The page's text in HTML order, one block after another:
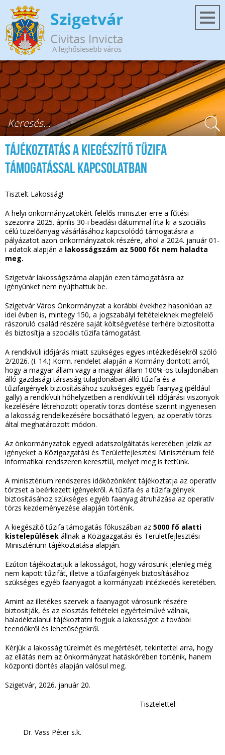
Ugrás a tartalomra
Keresés űrlap
Tájékoztatás a kiegészítő tűzifa
támogatással kapcsolatban
Tisztelt Lakosság!
A helyi önkormányzatokért felelős miniszter erre a fűtési
szezonra 2025. április 30-i beadási dátummal írta ki a szociális
célú tüzelőanyag vásárlásához kapcsolódó támogatásra a
pályázatot azon önkormányzatok részére, ahol a 2024. január 01-
i adatok alapján a lakosságszám az 5000 főt nem haladta
meg.
Szigetvár lakosságszáma alapján ezen támogatásra az
igényünket nem nyújthattuk be.
Szigetvár Város Önkormányzat a korábbi évekhez hasonlóan az
idei évben is, mintegy 150, a jogszabályi feltételeknek megfelelő
rászoruló család részére saját költségvetése terhére biztosította
és biztosítja a szociális tűzifa támogatást.
A rendkívüli időjárás miatt szükséges egyes intézkedésekről szóló
2/2026. (I. 14.) Korm. rendelet alapján a Kormány döntött arról,
hogy a magyar állam vagy a magyar állam 100%-os tulajdonában
álló gazdasági társaság tulajdonában álló tűzifa és a
tűzifaigények biztosításához szükséges egyéb faanyag (például
gally) a rendkívüli hóhelyzetben a rendkívüli téli időjárási viszonyok
kezelésére létrehozott operatív törzs döntése szerint ingyenesen
a lakosság rendelkezésére bocsátható legyen, az operatív törzs
által meghatározott módon.
Az önkormányzatok egyedi adatszolgáltatás keretében jelzik az
igényeket a Közigazgatási és Területfejlesztési Minisztérium felé
informatikai rendszeren keresztül, melyet meg is tettünk.
A minisztérium rendszeres időközönként tájékoztatja az operatív
törzset a beérkezett igényekről. A tűzifa és a tűzifaigények
biztosításához szükséges egyéb faanyag átruházása az operatív
törzs kezdeményezése alapján történik.
A kiegészítő tűzifa támogatás fókuszában az 5000 fő alatti
kistelepülések állnak a Közigazgatási és Területfejlesztési
Minisztérium tájékoztatása alapján.
Ezúton tájékoztatjuk a lakosságot, hogy városunk jelenleg még
nem kapott tűzifát, illetve a tűzifaigények biztosításához
szükséges egyéb faanyagot a kormányzati intézkedés keretében.
Amint az illetékes szervek a faanyagot városunk részére
biztosítják, és az elosztás feltételei egyértelművé válnak,
haladéktalanul tájékoztatni fogjuk a lakosságot a további
teendőkről és lehetőségekről.
Kérjük a lakosság türelmét és megértését, tekintettel arra, hogy
az ellátás nem az önkormányzat hatáskörében történik, hanem
központi döntés alapján valósul meg.
Szigetvár, 2026. január 20.
Tisztelettel:
Dr. Vass Péter s.k.